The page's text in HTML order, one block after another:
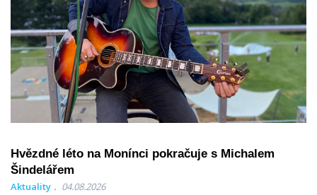
Hvězdné léto na Monínci pokračuje s Michalem
Šindelářem
Aktuality 04.08.2026